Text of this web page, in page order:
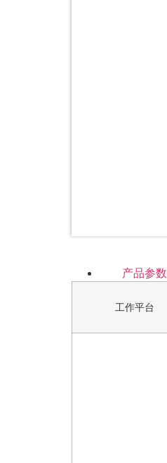
产品参数
工作平台